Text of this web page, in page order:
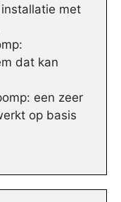
met
dat kan
een zeer
op basis